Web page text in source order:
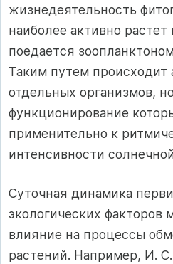
жизнедеятельность
наиболее активно
поедается
Таким путем происходит
отдельных организмов,
функционирование
применительно к
интенсивности
Суточная динамика
экологических факторов
влияние на процессы
растений. Например, И.